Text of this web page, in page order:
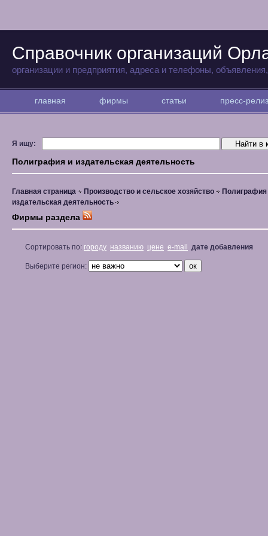
Справочник организаций
организации и предприятия, адреса и телефоны,
главная фирмы статьи пресс-
Я ищу:
Полиграфия и издательская деятельность
Главная страница Производство и сельское хозяйство
Полиграфия
издательская деятельность
Фирмы раздела
Сортировать по: городу названию цене e-mail дате добавления
Выберите регион: